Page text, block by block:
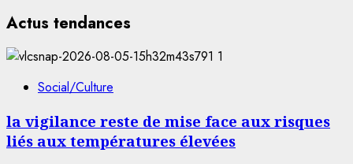
Actus tendances
1
Social/Culture
la vigilance reste de mise face aux risques
liés aux températures élevées